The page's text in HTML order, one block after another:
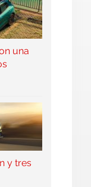
una
y tres